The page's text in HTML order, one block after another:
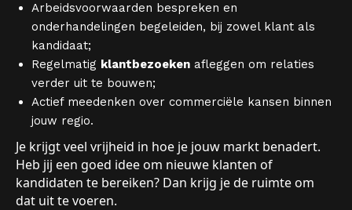
Arbeidsvoorwaarden bespreken en
onderhandelingen begeleiden, bij zowel klant als
kandidaat;
Regelmatig klantbezoeken afleggen om relaties
verder uit te bouwen;
Actief meedenken over commerciële kansen binnen
jouw regio.
Je krijgt veel vrijheid in hoe je jouw markt benadert.
Heb jij een goed idee om nieuwe klanten of
kandidaten te bereiken? Dan krijg je de ruimte om
dat uit te voeren.